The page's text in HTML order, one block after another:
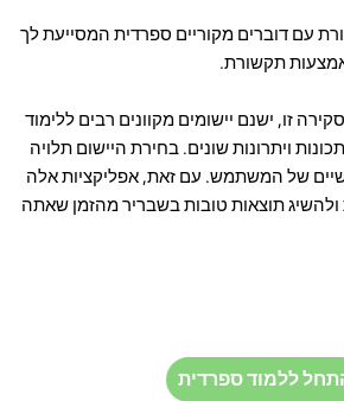
עם דוברים מקוריים ספרדית המסייעת לך
תקשורת.
זו, ישנם יישומים מקוונים רבים ללימוד
ויתרונות שונים. בחירת היישום תלויה
של המשתמש. עם זאת, אפליקציות אלה
ולהשיג תוצאות טובות בשבריר מהזמן שאתה
ללמוד ספרדית